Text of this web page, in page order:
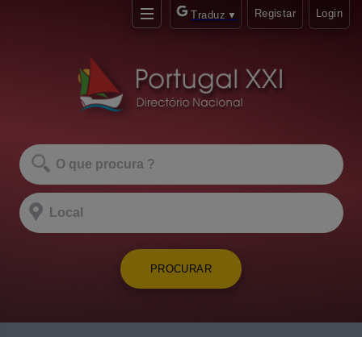
Traduz ▼ Registar Login
PROCURAR